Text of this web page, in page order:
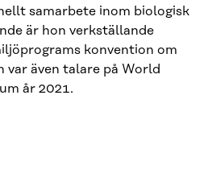
samarbete inom biologisk
är hon verkställande
konvention om
var även talare på World
år 2021.